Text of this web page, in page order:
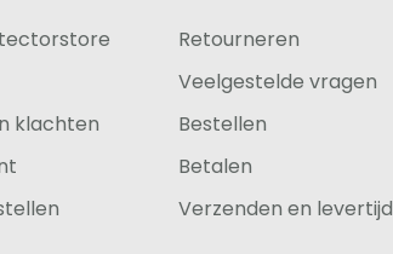
Retourneren
Veelgestelde vragen
klachten
Bestellen
Betalen
Verzenden en levertijd